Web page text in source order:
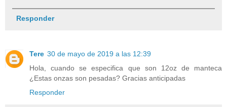
Responder
Tere 30 de mayo de 2019 a las 12:39
Hola, cuando se especifica que son 12oz de manteca
¿Estas onzas son pesadas? Gracias anticipadas
Responder